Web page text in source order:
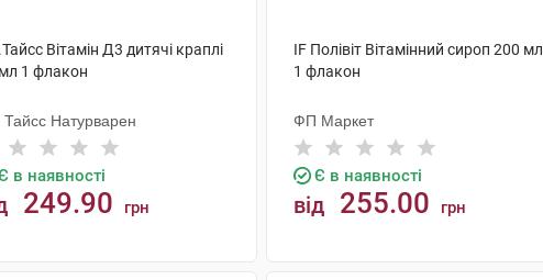
Вітамін Д3 дитячі краплі
1 флакон
Тайсс Натурварен
в наявності
249.90 грн
IF Полівіт Вітамінний сироп 200 мл
1 флакон
ФП Маркет
Є в наявності
від 255.00 грн